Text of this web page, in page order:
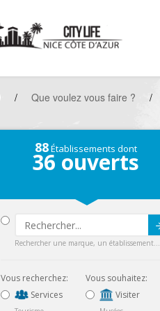
/ Que voulez vous faire ? /
88Établissements dont
36 ouverts
Rechercher une marque, un établissement...
Vous recherchez:
Services
Vous souhaitez:
Visiter